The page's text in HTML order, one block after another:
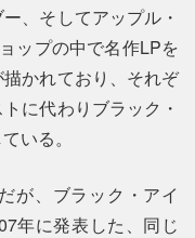
、そしてアップル・
ップの中で名作LPを
かれており、それぞ
に代わりブラック・
いる。
が、ブラック・アイ
年に発表した、同じ